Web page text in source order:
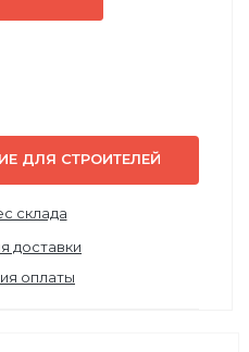
ДЛЯ СТРОИТЕЛЕЙ
склада
доставки
оплаты